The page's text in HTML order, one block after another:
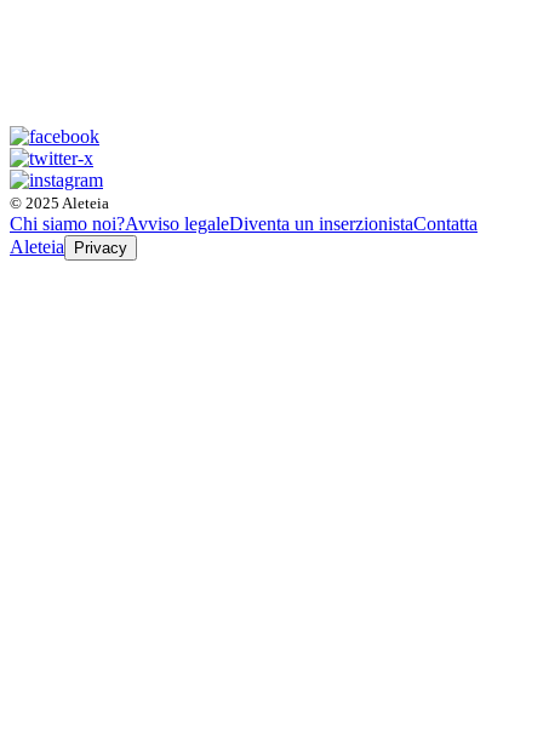
© 2025 Aleteia
Chi siamo noi?Avviso legaleDiventa un inserzionistaContatta
Aleteia
Privacy